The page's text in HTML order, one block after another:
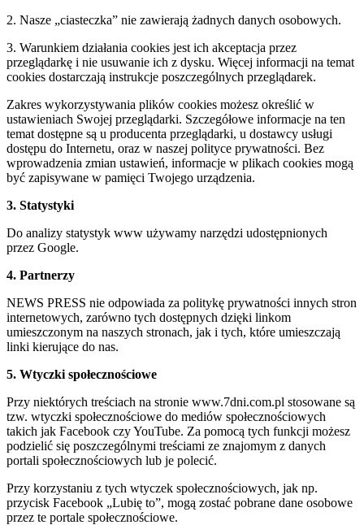
2. Nasze „ciasteczka” nie zawierają żadnych danych osobowych.
3. Warunkiem działania cookies jest ich akceptacja przez
przeglądarkę i nie usuwanie ich z dysku. Więcej informacji na temat
cookies dostarczają instrukcje poszczególnych przeglądarek.
Zakres wykorzystywania plików cookies możesz określić w
ustawieniach Swojej przeglądarki. Szczegółowe informacje na ten
temat dostępne są u producenta przeglądarki, u dostawcy usługi
dostępu do Internetu, oraz w naszej polityce prywatności. Bez
wprowadzenia zmian ustawień, informacje w plikach cookies mogą
być zapisywane w pamięci Twojego urządzenia.
3. Statystyki
Do analizy statystyk www używamy narzędzi udostępnionych
przez Google.
4. Partnerzy
NEWS PRESS nie odpowiada za politykę prywatności innych stron
internetowych, zarówno tych dostępnych dzięki linkom
umieszczonym na naszych stronach, jak i tych, które umieszczają
linki kierujące do nas.
5. Wtyczki społecznościowe
Przy niektórych treściach na stronie www.7dni.com.pl stosowane są
tzw. wtyczki społecznościowe do mediów społecznościowych
takich jak Facebook czy YouTube. Za pomocą tych funkcji możesz
podzielić się poszczególnymi treściami ze znajomym z danych
portali społecznościowych lub je polecić.
Przy korzystaniu z tych wtyczek społecznościowych, jak np.
przycisk Facebook „Lubię to”, mogą zostać pobrane dane osobowe
przez te portale społecznościowe.